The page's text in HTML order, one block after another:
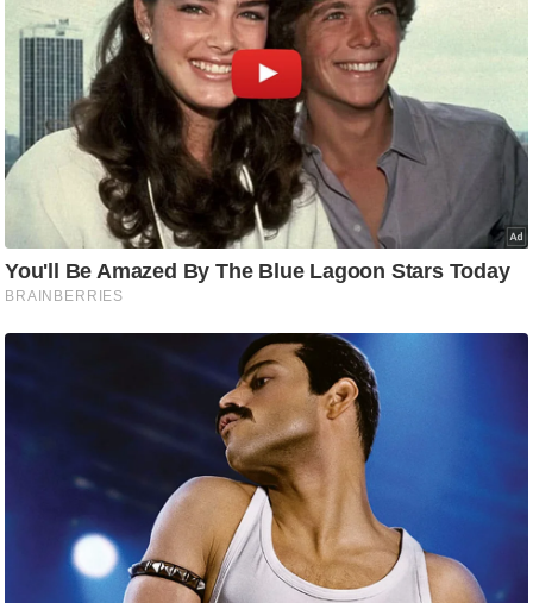
ज
ग
त
बॉ
ली
हॉ
ली
वु
ड